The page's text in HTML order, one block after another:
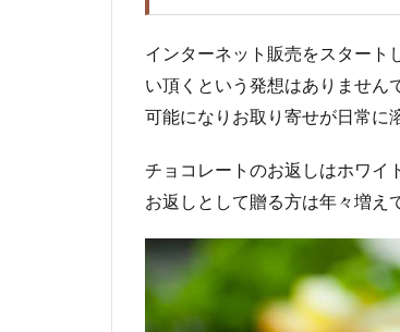
インターネット販売をスタート
い頂くという発想はありません
可能になりお取り寄せが日常に
チョコレートのお返しはホワイ
お返しとして贈る方は年々増え